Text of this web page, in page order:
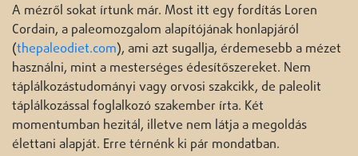
A mézről sokat írtunk már. Most itt egy fordítás Loren
Cordain, a paleomozgalom alapítójának honlapjáról
(thepaleodiet.com), ami azt sugallja, érdemesebb a mézet
használni, mint a mesterséges édesítőszereket. Nem
táplálkozástudományi vagy orvosi szakcikk, de paleolit
táplálkozással foglalkozó szakember írta. Két
momentumban hezitál, illetve nem látja a megoldás
élettani alapját. Erre térnénk ki pár mondatban.